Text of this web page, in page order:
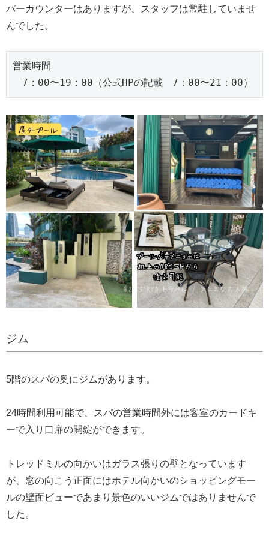
バーカウンターはありますが、スタッフは常駐していませ
んでした。
営業時間
7：00〜19：00（公式HPの記載　7：00〜21：00）
ジム
5階のスパの奥にジムがあります。
24時間利用可能で、スパの営業時間外には客室のカードキ
ーで入り口扉の開錠ができます。
トレッドミルの向かいはガラス張りの壁となっています
が、窓の向こう正面にはホテル向かいのショッピングモー
ルの壁面ビューであまり景色のいいジムではありませんで
した。